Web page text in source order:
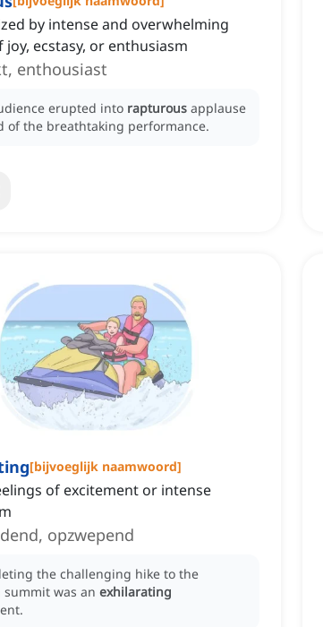
by intense and overwhelming
joy, ecstasy, or enthusiasm
verrukt, enthousiast
erupted into rapturous applause
of the breathtaking performance.
[bijvoeglijk naamwoord]
of excitement or intense
opzwepend
the challenging hike to the
was an exhilarating